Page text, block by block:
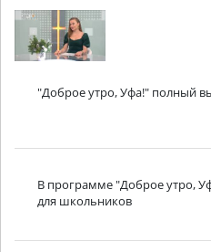
"Доброе утро, Уфа!" полный
В программе "Доброе утро,
для школьников